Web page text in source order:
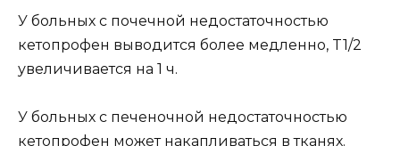
У больных с почечной недостаточностью
кетопрофен выводится более медленно, T1/2
увеличивается на 1 ч.
У больных с печеночной недостаточностью
кетопрофен может накапливаться в тканях.